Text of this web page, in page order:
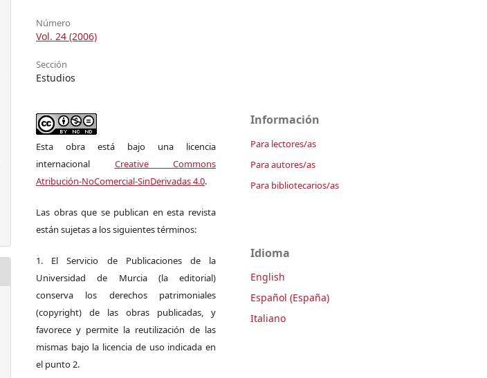
Número
Vol. 24 (2006)
Sección
Estudios
Esta obra está bajo una licencia
internacional Creative Commons
Atribución-NoComercial-SinDerivadas 4.0.
Las obras que se publican en esta revista
están sujetas a los siguientes términos:
1. El Servicio de Publicaciones de la
Universidad de Murcia (la editorial)
conserva los derechos patrimoniales
(copyright) de las obras publicadas, y
favorece y permite la reutilización de las
mismas bajo la licencia de uso indicada en
el punto 2.
Información
Para lectores/as
Para autores/as
Para bibliotecarios/as
Idioma
English
Español (España)
Italiano